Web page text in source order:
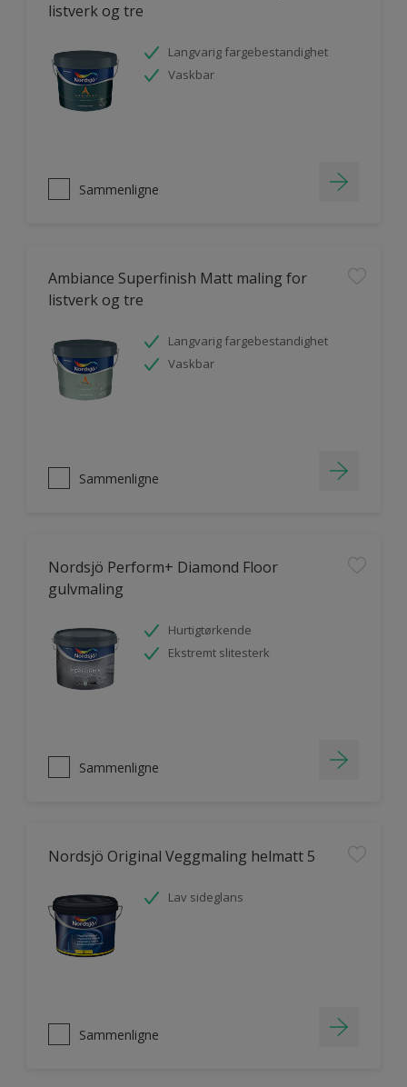
listverk og tre
Langvarig fargebestandighet
Vaskbar
Sammenligne
Ambiance Superfinish Matt maling for
listverk og tre
Langvarig fargebestandighet
Vaskbar
Sammenligne
Nordsjö Perform+ Diamond Floor
gulvmaling
Hurtigtørkende
Ekstremt slitesterk
Sammenligne
Nordsjö Original Veggmaling helmatt 5
Lav sideglans
Sammenligne